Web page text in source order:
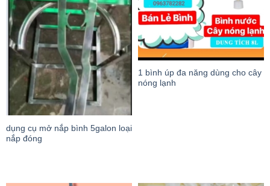
dụng cụ mở nắp bình 5galon loại
nắp đóng
1 bình úp đa năng dùng cho cây
nóng lạnh